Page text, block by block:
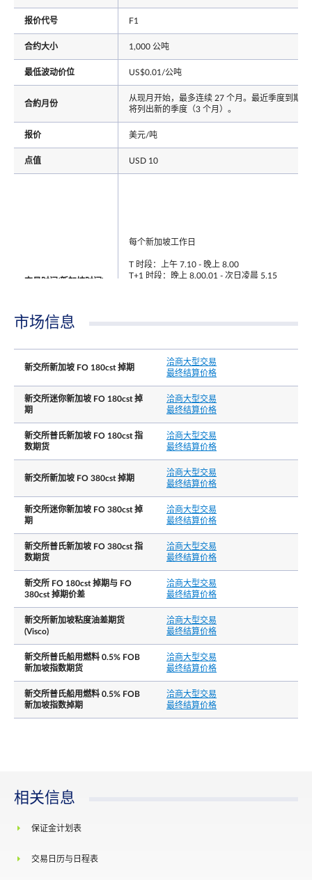
报价代号 F1
合约大小 1,000 公吨
最低波动价位 US$0.01/公吨
合約月份
从现月开始，最多连续 27 个月。最近季度到期后
将列出新的季度（3 个月）。
报价 美元/吨
点值 USD 10
交易时间(新加坡时间)
每个新加坡工作日
T 时段：上午 7.10 - 晚上 8.00
T+1 时段：晚上 8.00.01 - 次日凌晨 5.15
最后交易日时间
上午 7.10 - 晚上 8.00
注: 在 T 时段结束后, 交易者还有 30 分钟的宽限时
段注册T 时段的交易
最后交易日
普氏新加坡燃油 180cst 指数于合约月份的最后公
日。最后公布日是当月的最后新加坡工作日。
每日价格涨跌幅限 N.A.
格
现金结算使用期满月内所有普氏新加坡燃油
每日现货评估的算术平均值，四舍五入到小数点后
除非交易所另行规定，产品没有持仓限制。然而，
根据交易规则4.1.18，一个投资者拥有或者控制的
超过新交所时不时事先通知所规定的持仓头寸，并
且头寸是市场交易的同一侧以及所有月度合约的持
仓总和，则投资者应在收到新交所的要求后，及时
洽商大型交易
彭博社代号
路孚特代号
市场信息
新交所新加坡 FO 180cst 掉期
洽商大型交易
最终结算价格
新交所迷你新加坡 FO 180cst 掉
期
洽商大型交易
最终结算价格
新交所普氏新加坡 FO 180cst 指
数期货
洽商大型交易
最终结算价格
新交所新加坡 FO 380cst 掉期
洽商大型交易
最终结算价格
新交所迷你新加坡 FO 380cst 掉
期
洽商大型交易
最终结算价格
新交所普氏新加坡 FO 380cst 指
数期货
洽商大型交易
最终结算价格
新交所 FO 180cst 掉期与 FO
380cst 掉期价差
洽商大型交易
最终结算价格
新交所新加坡粘度油差期货
(Visco)
洽商大型交易
最终结算价格
新交所普氏船用燃料 0.5% FOB
新加坡指数期货
洽商大型交易
最终结算价格
新交所普氏船用燃料 0.5% FOB
新加坡指数掉期
洽商大型交易
最终结算价格
相关信息
保证金计划表
交易日历与日程表